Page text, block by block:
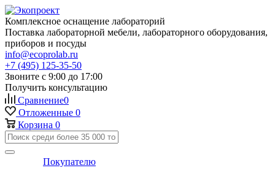
Комплексное оснащение лабораторий
Поставка лабораторной мебели, лабораторного оборудования,
приборов и посуды
info@ecoprolab.ru
+7 (495) 125-35-50
Звоните с 9:00 до 17:00
Получить консультацию
Сравнение0
Отложенные 0
Корзина 0
Покупателю